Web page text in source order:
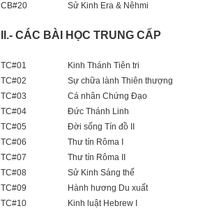
CB#20
Sử Kinh Era & Nêhmi
II.- CÁC BÀI HỌC TRUNG CẤP
TC#01
Kinh Thánh Tiên tri
TC#02
Sự chữa lành Thiên thượng
TC#03
Cá nhân Chứng Đạo
TC#04
Đức Thánh Linh
TC#05
Đời sống Tín đồ II
TC#06
Thư tín Rôma I
TC#07
Thư tín Rôma II
TC#08
Sử Kinh Sáng thế
TC#09
Hành hương Du xuất
TC#10
Kinh luật Hebrew I